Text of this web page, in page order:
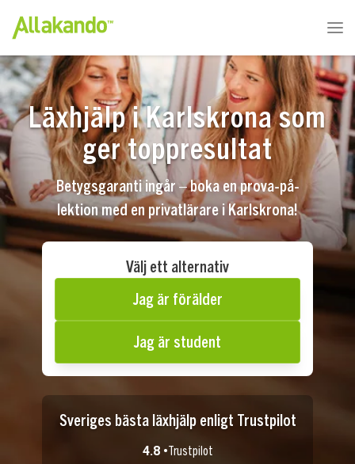
Läxhjälp i Karlskrona som
ger toppresultat
Betygsgaranti ingår – boka en prova-på-
lektion med en privatlärare i Karlskrona!
Välj ett alternativ
Jag är förälder
Jag är student
Sveriges bästa läxhjälp enligt Trustpilot
4.8 •Trustpilot